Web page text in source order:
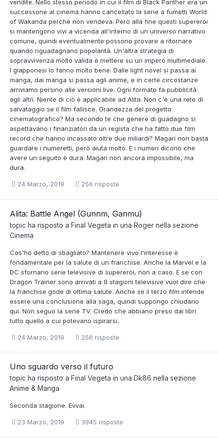
vendite. Nello stesso periodo in cui il film di Black Panther era un
successone al cinema hanno cancellato la serie a fumetti World
of Wakanda perché non vendeva. Però alla fine questi supereroi
si mantengono vivi a vicenda all'interno di un universo narrativo
comune, quindi eventualmente possono provare a ritornare
quando riguadagnano popolarità. Un'altra strategia di
sopravvivenza molto valida è mettere su un impero multimediale.
I giapponesi lo fanno molto bene. Dalle light novel si passa ai
manga, dai manga si passa agli anime, e in certe circostanze
arriviamo persino alle versioni live. Ogni formato fa pubblicità
agli altri. Niente di ciò è applicabile ad Alita. Non c'è una rete di
salvataggio se il film fallisce. Grandezza del progetto
cinematografico? Ma secondo te che genere di guadagno si
aspettavano i finanziatori da un regista che ha fatto due film
record che hanno incassato oltre due miliardi? Magari non basta
guardare i numeretti, però aiuta molto. E i numeri dicono che
avere un seguito è dura. Magari non ancora impossibile, ma
dura.
24 Marzo, 2019 256 risposte
Alita: Battle Angel (Gunnm, Ganmu)
topic ha risposto a Final Vegeta in una Roger nella sezione
Cinema
Cos'ho detto di sbagliato? Mantenere vivo l'interesse è
fondamentale per la salute di un franchise. Anche la Marvel e la
DC sfornano serie televisive di supereroi, non a caso. E se con
Dragon Trainer sono arrivati a 8 stagioni televisive vuol dire che
la franchise gode di ottima salute. Anche se il terzo film intende
essere una conclusione alla saga, quindi suppongo chiudano
qui. Non seguo la serie TV. Credo che abbiano preso dai libri
tutto quello a cui potevano ispirarsi.
24 Marzo, 2019 256 risposte
Uno sguardo verso il futuro
topic ha risposto a Final Vegeta in una Dk86 nella sezione
Anime & Manga
Seconda stagione. Evvai.
23 Marzo, 2019 3945 risposte